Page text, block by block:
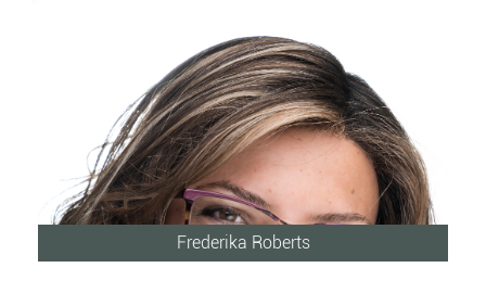
Frederika Roberts